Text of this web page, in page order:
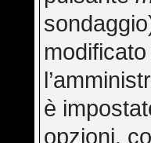
è
opzioni,